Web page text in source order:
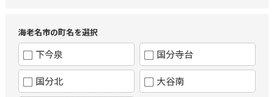
海老名市の町名を選択
下今泉 国分寺台
国分北 大谷南